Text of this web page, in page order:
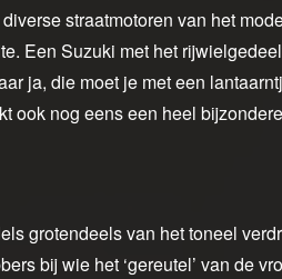
straatmotoren van het
Een Suzuki met het
ja, die moet je met een
ook nog eens een heel
grotendeels van het toneel
bij wie het ‘gereutel’ van de